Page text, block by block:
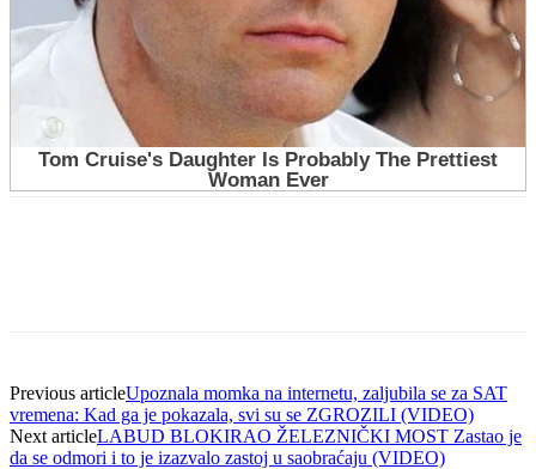
Previous articleUpoznala momka na internetu, zaljubila se za SAT
vremena: Kad ga je pokazala, svi su se ZGROZILI (VIDEO)
Next articleLABUD BLOKIRAO ŽELEZNIČKI MOST Zastao je
da se odmori i to je izazvalo zastoj u saobraćaju (VIDEO)